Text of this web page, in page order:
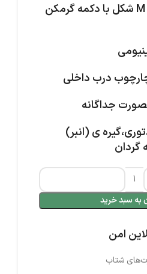
دارای المنت های M شکل با دکمه گرمکن
درب داخلی
جداگانه
ی (انبر)
به سبد خرید
امن
شتاب